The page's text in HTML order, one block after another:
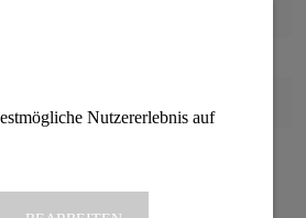
die Datenschutzbestimmungen
Nutzererlebnis auf